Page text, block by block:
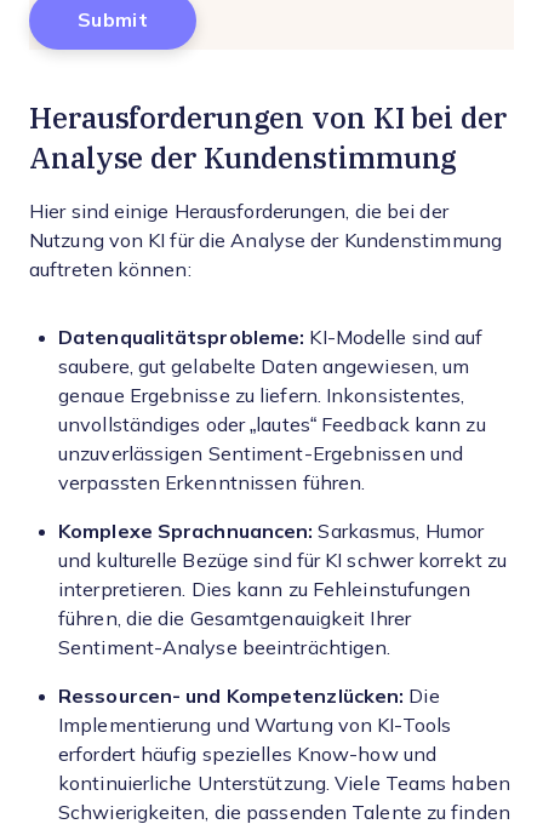
Herausforderungen von KI bei der
Analyse der Kundenstimmung
Hier sind einige Herausforderungen, die bei der
Nutzung von KI für die Analyse der Kundenstimmung
auftreten können:
Datenqualitätsprobleme: KI-Modelle sind auf
saubere, gut gelabelte Daten angewiesen, um
genaue Ergebnisse zu liefern. Inkonsistentes,
unvollständiges oder „lautes“ Feedback kann zu
unzuverlässigen Sentiment-Ergebnissen und
verpassten Erkenntnissen führen.
Komplexe Sprachnuancen: Sarkasmus, Humor
und kulturelle Bezüge sind für KI schwer korrekt zu
interpretieren. Dies kann zu Fehleinstufungen
führen, die die Gesamtgenauigkeit Ihrer
Sentiment-Analyse beeinträchtigen.
Ressourcen- und Kompetenzlücken: Die
Implementierung und Wartung von KI-Tools
erfordert häufig spezielles Know-how und
kontinuierliche Unterstützung. Viele Teams haben
Schwierigkeiten, die passenden Talente zu finden